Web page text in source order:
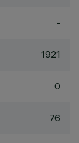
-
1921
0
76